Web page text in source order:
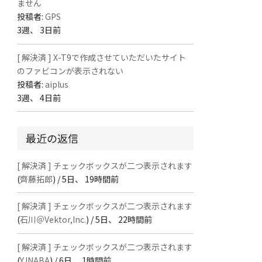
ません
投稿者:GPS
3週、 3日前
[ 解決済 ] X-T9で作成させていただいたサイト
のファビコンが表示されない
投稿者:aiplus
3週、 4日前
最近の返信
[ 解決済 ] チェックボックスが二つ表示されます
(齊藤拓郎) /5日、 19時間前
[ 解決済 ] チェックボックスが二つ表示されます
(石川＠Vektor,Inc.) /5日、 22時間前
[ 解決済 ] チェックボックスが二つ表示されます